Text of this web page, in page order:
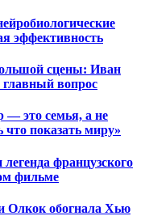
эффективность
сцены: Иван
главный вопрос
— это семья, а не
что показать миру»
французского
фильме
Олкок обогнала Хью